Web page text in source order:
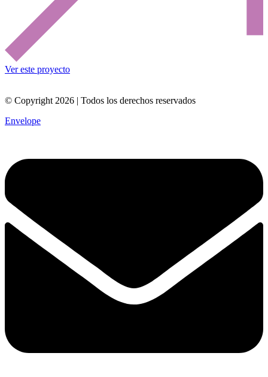
Ver este proyecto
© Copyright 2026 | Todos los derechos reservados
Envelope